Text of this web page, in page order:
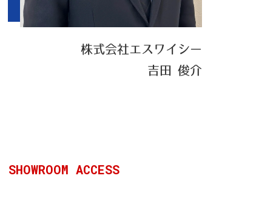
株式会社エスワイシー
吉田 俊介
SHOWROOM ACCESS